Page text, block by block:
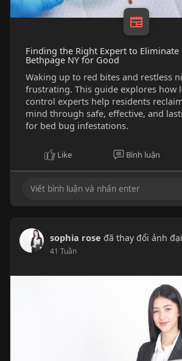
Finding the Right Expert to Eliminate
Bethpage NY for Good
Waking up to red bites and restless
frustrating. This guide explores how
control experts help residents
mind through safe, effective, and
for bed bug infestations.
Like Bình luận
sophia rose đã thay đổi ảnh
41 Tuần